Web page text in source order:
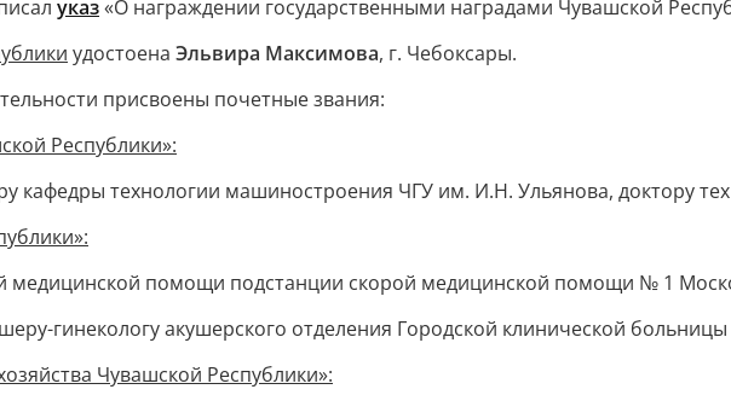
указ«О награждении государственными наградами Чувашской
удостоена Эльвира Максимова, г. Чебоксары.
присвоены почетные звания:
Республики»:
кафедры технологии машиностроения ЧГУ им. И.Н. Ульянова, доктору
медицинской помощи подстанции скорой медицинской помощи № 1
гинекологу акушерского отделения Городской клинической
Чувашской Республики»: